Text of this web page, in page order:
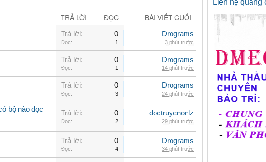
TRẢ LỜI ĐỌC BÀI VIẾT CUỐI
Trả lời: 0
Đọc: 1
Drograms
3 phút trước
Trả lời: 0
Đọc: 1
Drograms
14 phút trước
Trả lời: 0
Đọc: 3
Drograms
24 phút trước
bộ nào đọc
Trả lời: 0
Đọc: 2
doctruyenonlz
29 phút trước
Trả lời: 0
Đọc: 4
Drograms
34 phút trước
Liên hệ quảng